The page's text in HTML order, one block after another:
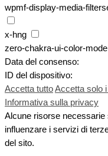
wpmf-display-media-
x-hng
zero-chakra-ui-color-mode
Data del consenso:
ID del dispositivo:
Accetta tuttoAccetta solo
Informativa sulla privacy
Alcune risorse
influenzare i servizi di
del sito.